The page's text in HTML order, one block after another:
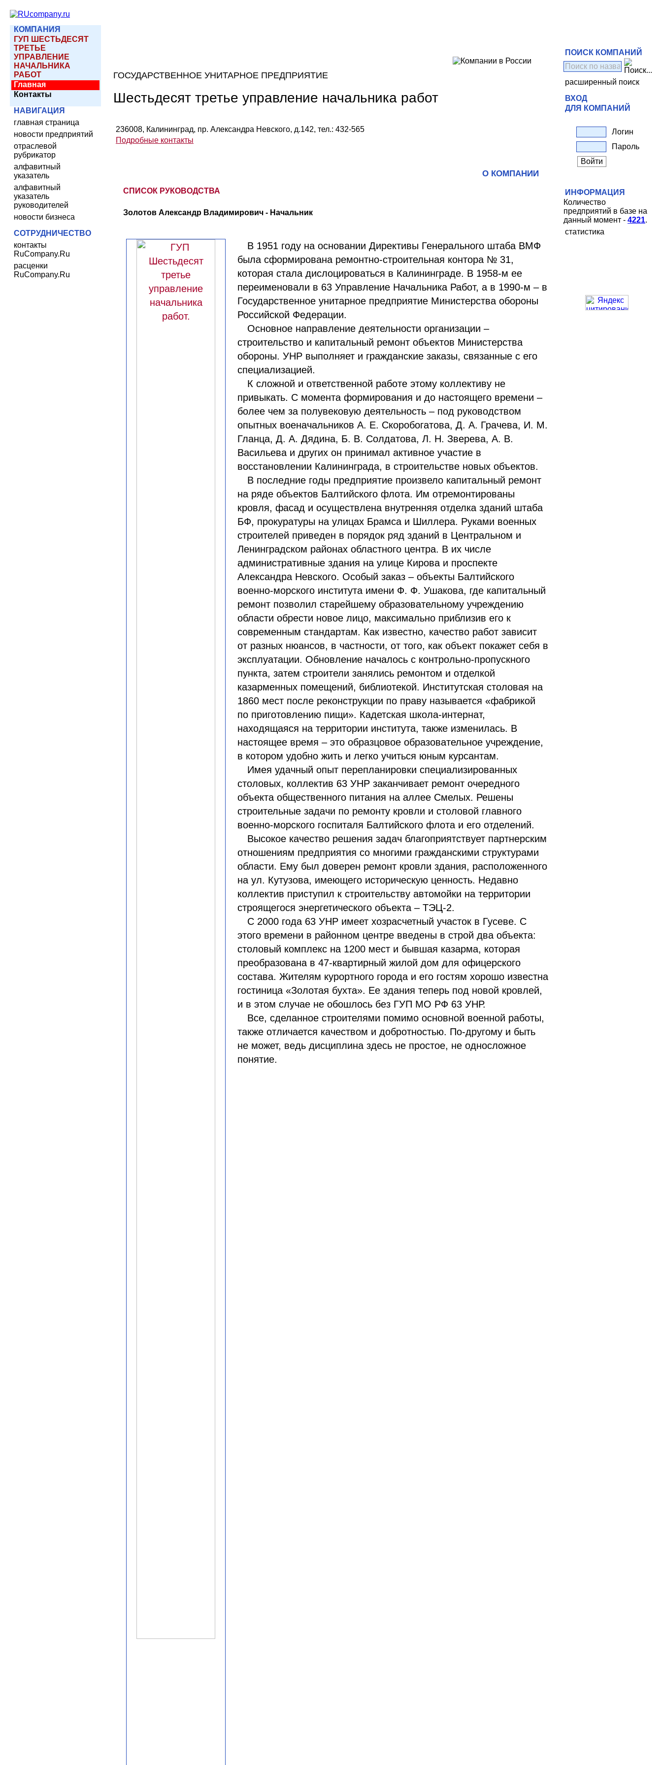
КОМПАНИЯ
ГУП ШЕСТЬДЕСЯТ
ТРЕТЬЕ
УПРАВЛЕНИЕ
НАЧАЛЬНИКА
РАБОТ
Главная
Контакты
НАВИГАЦИЯ
главная страница
новости предприятий
отраслевой
рубрикатор
алфавитный
указатель
алфавитный
указатель
руководителей
новости бизнеса
СОТРУДНИЧЕСТВО
контакты
RuCompany.Ru
расценки
RuCompany.Ru
ГОСУДАРСТВЕННОЕ УНИТАРНОЕ ПРЕДПРИЯТИЕ
Шестьдесят третье управление начальника работ
236008, Калининград, пр. Александра Невского, д.142, тел.: 432-565
Подробные контакты
О КОМПАНИИ
СПИСОК РУКОВОДСТВА
Золотов Александр Владимирович - Начальник
В 1951 году на основании Директивы Генерального штаба ВМФ
была сформирована ремонтно-строительная контора № 31,
которая стала дислоцироваться в Калининграде. В 1958-м ее
переименовали в 63 Управление Начальника Работ, а в 1990-м – в
Государственное унитарное предприятие Министерства обороны
Российской Федерации.
Основное направление деятельности организации –
строительство и капитальный ремонт объектов Министерства
обороны. УНР выполняет и гражданские заказы, связанные с его
специализацией.
К сложной и ответственной работе этому коллективу не
привыкать. С момента формирования и до настоящего времени –
более чем за полувековую деятельность – под руководством
опытных военачальников А. Е. Скоробогатова, Д. А. Грачева, И. М.
Гланца, Д. А. Дядина, Б. В. Солдатова, Л. Н. Зверева, А. В.
Васильева и других он принимал активное участие в
восстановлении Калининграда, в строительстве новых объектов.
В последние годы предприятие произвело капитальный ремонт
на ряде объектов Балтийского флота. Им отремонтированы
кровля, фасад и осуществлена внутренняя отделка зданий штаба
БФ, прокуратуры на улицах Брамса и Шиллера. Руками военных
строителей приведен в порядок ряд зданий в Центральном и
Ленинградском районах областного центра. В их числе
административные здания на улице Кирова и проспекте
Александра Невского. Особый заказ – объекты Балтийского
военно-морского института имени Ф. Ф. Ушакова, где капитальный
ремонт позволил старейшему образовательному учреждению
области обрести новое лицо, максимально приблизив его к
современным стандартам. Как известно, качество работ зависит
от разных нюансов, в частности, от того, как объект покажет себя в
эксплуатации. Обновление началось с контрольно-пропускного
пункта, затем строители занялись ремонтом и отделкой
казарменных помещений, библиотекой. Институтская столовая на
1860 мест после реконструкции по праву называется «фабрикой
по приготовлению пищи». Кадетская школа-интернат,
находящаяся на территории института, также изменилась. В
настоящее время – это образцовое образовательное учреждение,
в котором удобно жить и легко учиться юным курсантам.
Имея удачный опыт перепланировки специализированных
столовых, коллектив 63 УНР заканчивает ремонт очередного
объекта общественного питания на аллее Смелых. Решены
строительные задачи по ремонту кровли и столовой главного
военно-морского госпиталя Балтийского флота и его отделений.
Высокое качество решения задач благоприятствует партнерским
отношениям предприятия со многими гражданскими структурами
области. Ему был доверен ремонт кровли здания, расположенного
на ул. Кутузова, имеющего историческую ценность. Недавно
коллектив приступил к строительству автомойки на территории
строящегося энергетического объекта – ТЭЦ-2.
С 2000 года 63 УНР имеет хозрасчетный участок в Гусеве. С
этого времени в районном центре введены в строй два объекта:
столовый комплекс на 1200 мест и бывшая казарма, которая
преобразована в 47-квартирный жилой дом для офицерского
состава. Жителям курортного города и его гостям хорошо известна
гостиница «Золотая бухта». Ее здания теперь под новой кровлей,
и в этом случае не обошлось без ГУП МО РФ 63 УНР.
Все, сделанное строителями помимо основной военной работы,
также отличается качеством и добротностью. По-другому и быть
не может, ведь дисциплина здесь не простое, не односложное
понятие.
ПОИСК КОМПАНИЙ
расширенный поиск
ВХОД
ДЛЯ КОМПАНИЙ
Логин
Пароль
ИНФОРМАЦИЯ
Количество
предприятий в базе на
данный момент - 4221.
статистика